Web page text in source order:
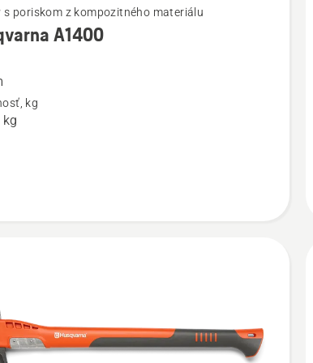
s poriskom z kompozitného materiálu
A1400
kg